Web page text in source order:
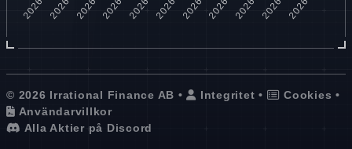
© 2026 Irrational Finance AB • Integritet • Cookies •
Användarvillkor
Alla Aktier på Discord